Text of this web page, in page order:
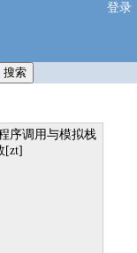
登录
序调用与模拟栈
[zt]